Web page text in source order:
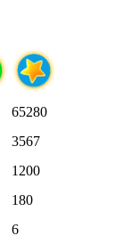
65280
3567
1200
180
6